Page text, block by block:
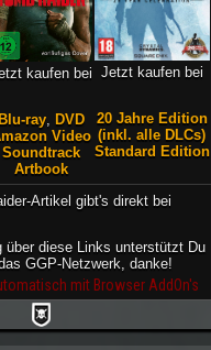
kaufen bei
ray, DVD
Video
Soundtrack
Artbook
Jetzt kaufen bei
20 Jahre Edition
(inkl. alle DLCs)
Standard Edition
Artikel gibt's direkt bei
über diese Links unterstützt Du
GGP-Netzwerk, danke!
mit Browser AddOn's